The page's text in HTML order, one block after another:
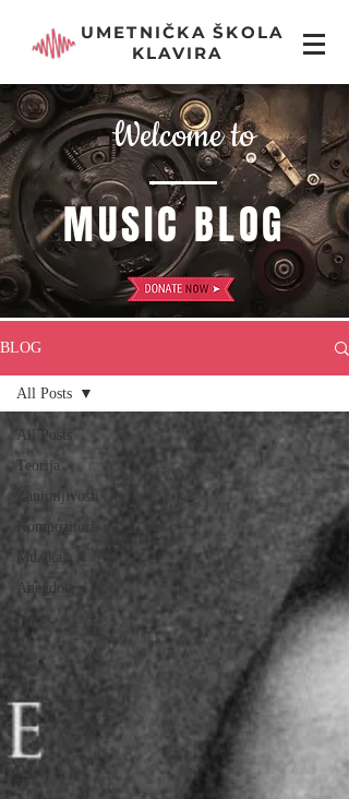
UMETNIČKA ŠKOLA
KLAVIRA
Welcome to
MUSIC BLOG
BLOG
All Posts
Teorija
Zanimljivosti
Kompozitori
Muzika
Anegdote
Note
All Posts